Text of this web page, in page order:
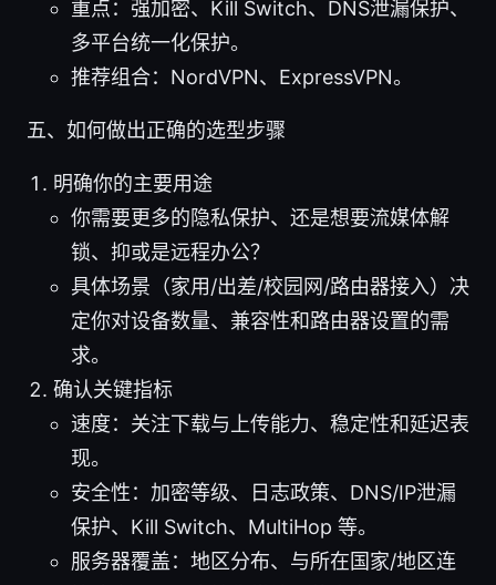
重点：强加密、Kill Switch、DNS泄漏保护、
多平台统一化保护。
推荐组合：NordVPN、ExpressVPN。
五、如何做出正确的选型步骤
明确你的主要用途
你需要更多的隐私保护、还是想要流媒体解
锁、抑或是远程办公？
具体场景（家用/出差/校园网/路由器接入）决
定你对设备数量、兼容性和路由器设置的需
求。
确认关键指标
速度：关注下载与上传能力、稳定性和延迟表
现。
安全性：加密等级、日志政策、DNS/IP泄漏
保护、Kill Switch、MultiHop 等。
服务器覆盖：地区分布、与所在国家/地区连